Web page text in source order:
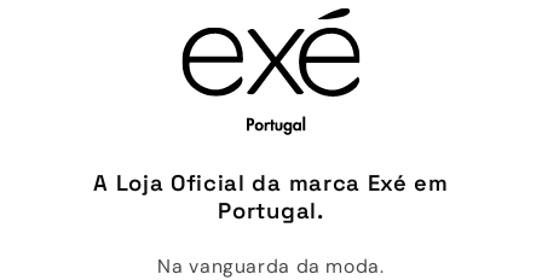
A Loja Oficial da marca Exé em
Portugal.
Na vanguarda da moda.